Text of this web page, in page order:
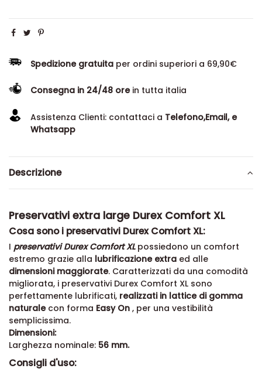
Spedizione gratuita per ordini superiori a 69,90€
Consegna in 24/48 orein tutta italia
Assistenza Clienti: contattaci a Telefono,Email, e
Whatsapp
Descrizione
Preservativi extra large Durex Comfort XL
Cosa sono i preservativi Durex Comfort XL:
I preservativi Durex Comfort XLpossiedono un comfort
estremo grazie alla lubrificazione extra ed alle
dimensioni maggiorate. Caratterizzati da una comodità
migliorata, i preservativi Durex Comfort XL sono
perfettamente lubrificati, realizzati in lattice di gomma
naturalecon forma Easy On , per una vestibilità
semplicissima.
Dimensioni:
Larghezza nominale: 56 mm.
Consigli d'uso: